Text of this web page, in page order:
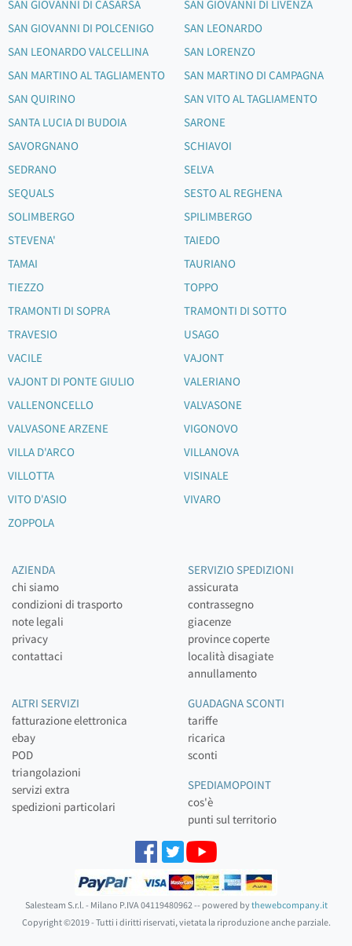
SAN GIOVANNI DI CASARSA
SAN GIOVANNI DI LIVENZA
SAN GIOVANNI DI POLCENIGO
SAN LEONARDO
SAN LEONARDO VALCELLINA
SAN LORENZO
SAN MARTINO AL TAGLIAMENTO
SAN MARTINO DI CAMPAGNA
SAN QUIRINO
SAN VITO AL TAGLIAMENTO
SANTA LUCIA DI BUDOIA
SARONE
SAVORGNANO
SCHIAVOI
SEDRANO
SELVA
SEQUALS
SESTO AL REGHENA
SOLIMBERGO
SPILIMBERGO
STEVENA'
TAIEDO
TAMAI
TAURIANO
TIEZZO
TOPPO
TRAMONTI DI SOPRA
TRAMONTI DI SOTTO
TRAVESIO
USAGO
VACILE
VAJONT
VAJONT DI PONTE GIULIO
VALERIANO
VALLENONCELLO
VALVASONE
VALVASONE ARZENE
VIGONOVO
VILLA D'ARCO
VILLANOVA
VILLOTTA
VISINALE
VITO D'ASIO
VIVARO
ZOPPOLA
AZIENDA
chi siamo
condizioni di trasporto
note legali
privacy
contattaci
SERVIZIO SPEDIZIONI
assicurata
contrassegno
giacenze
province coperte
località disagiate
annullamento
ALTRI SERVIZI
fatturazione elettronica
ebay
POD
triangolazioni
servizi extra
spedizioni particolari
GUADAGNA SCONTI
tariffe
ricarica
sconti
SPEDIAMOPOINT
cos'è
punti sul territorio
Salesteam S.r.l. - Milano P.IVA 04119480962 -- powered bythewebcompany.it
Copyright ©2019 - Tutti i diritti riservati, vietata la riproduzione anche parziale.